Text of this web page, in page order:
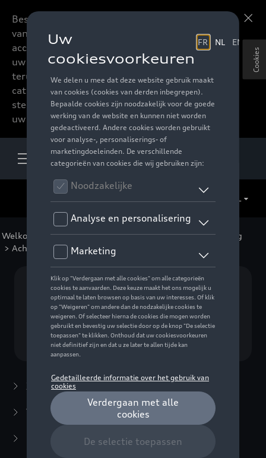
Beste accessoires-lovers,
vanaf nu kan u het hele
accessoire assortiment van
uw favoriete merk
terugvinden in de online
catalogus. Deze kunnen
steeds besteld worden via
uw verdeler.
Welkom Voor uw Audi >Sport en design >Verlichting
> Achterlichten
Geen model geselecteerd (Alles weergeven)
Kies een model
Zomeraccessoires
Winteraccessoires (20)
Cookies